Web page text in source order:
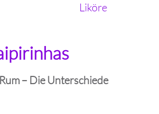
Liköre
– Die Unterschiede